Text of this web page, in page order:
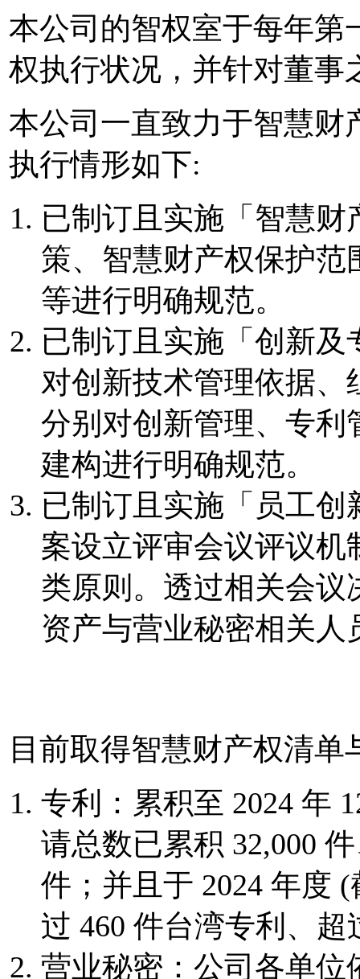
本公司的智权室于每年第
权执行状况，并针对董事
本公司一直致力于智慧财
执行情形如下:
已制订且实施「智慧
策、智慧财产权保护
等进行明确规范。
已制订且实施「创新
对创新技术管理依据
分别对创新管理、专利
建构进行明确规范。
已制订且实施「员工
案设立评审会议评议
类原则。透过相关会
资产与营业秘密相关人
目前取得智慧财产权清单
专利：累积至 2024 年
请总数已累积 32,000
件；并且于 2024 年度
过 460 件台湾专利、
营业秘密：公司各单位